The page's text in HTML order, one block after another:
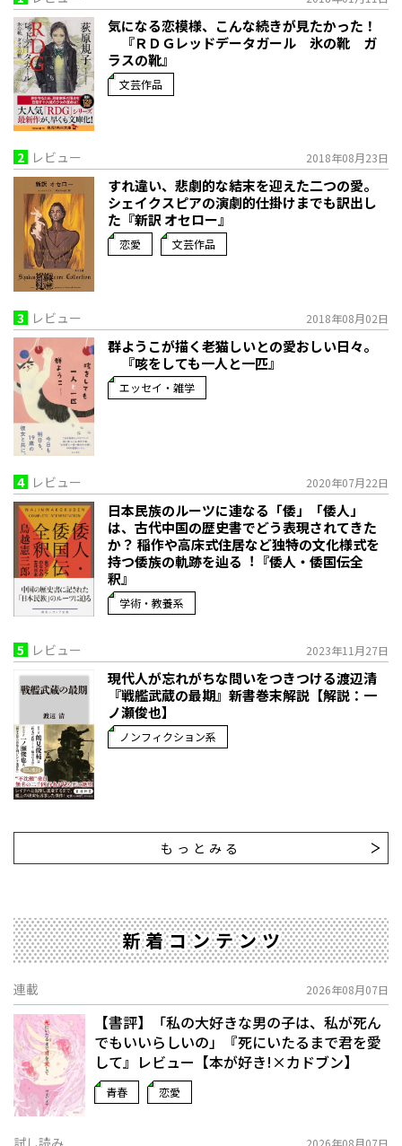
気になる恋模様、こんな続きが見たかった！
『ＲＤＧレッドデータガール 氷の靴 ガ
ラスの靴』
文芸作品
2 レビュー 2018年08月23日
すれ違い、悲劇的な結末を迎えた二つの愛。
シェイクスピアの演劇的仕掛けまでも訳出し
た『新訳 オセロー』
恋愛 文芸作品
3 レビュー 2018年08月02日
群ようこが描く老猫しいとの愛おしい日々。
『咳をしても一人と一匹』
エッセイ・雑学
4 レビュー 2020年07月22日
日本民族のルーツに連なる「倭」「倭人」
は、古代中国の歴史書でどう表現されてきた
か？ 稲作や高床式住居など独特の文化様式を
持つ倭族の軌跡を辿る︕『倭人・倭国伝全
釈』
学術・教養系
5 レビュー 2023年11月27日
現代人が忘れがちな問いをつきつける――渡辺清
『戦艦武蔵の最期』新書巻末解説【解説：一
ノ瀬俊也】
ノンフィクション系
もっとみる
新着コンテンツ
連載 2026年08月07日
【書評】「私の大好きな男の子は、私が死ん
でもいいらしいの」――『死にいたるまで君を愛
して』レビュー【本が好き!×カドブン】
青春 恋愛